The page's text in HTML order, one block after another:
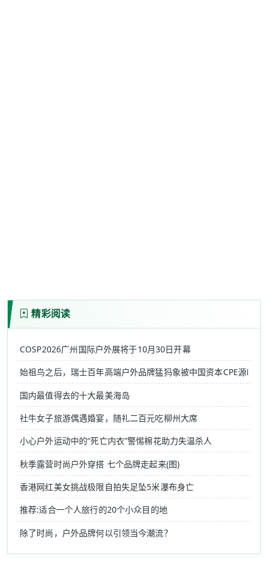
精彩阅读
COSP2026广州国际户外展将于10月30日开幕
始祖鸟之后，瑞士百年高端户外品牌猛犸象被中国资本CPE源峰收
国内最值得去的十大最美海岛
社牛女子旅游偶遇婚宴，随礼二百元吃柳州大席
小心户外运动中的“死亡内衣”警惕棉花助力失温杀人
秋季露营时尚户外穿搭 七个品牌走起来(图)
香港网红美女挑战极限自拍失足坠5米瀑布身亡
推荐:适合一个人旅行的20个小众目的地
除了时尚，户外品牌何以引领当今潮流？